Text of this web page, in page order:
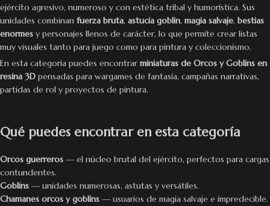
ejército agresivo, numeroso y con estética tribal y humorística. Sus
unidades combinan fuerza bruta, astucia goblin, magia salvaje, bestias
enormes y personajes llenos de carácter, lo que permite crear listas
muy visuales tanto para juego como para pintura y coleccionismo.
En esta categoría puedes encontrarminiaturas de Orcos y Goblins en
resina 3D pensadas para wargames de fantasía, campañas narrativas,
partidas de rol y proyectos de pintura.
Qué puedes encontrar en esta categoría
Orcos guerreros — el núcleo brutal del ejército, perfectos para cargas
contundentes.
Goblins — unidades numerosas, astutas y versátiles.
Chamanes orcos y goblins — usuarios de magia salvaje e impredecible.